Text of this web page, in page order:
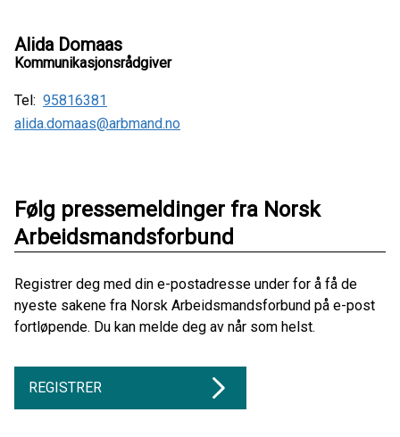
Alida Domaas
Kommunikasjonsrådgiver
Tel: 95816381
alida.domaas@arbmand.no
Følg pressemeldinger fra Norsk
Arbeidsmandsforbund
Registrer deg med din e-postadresse under for å få de
nyeste sakene fra Norsk Arbeidsmandsforbund på e-post
fortløpende. Du kan melde deg av når som helst.
REGISTRER